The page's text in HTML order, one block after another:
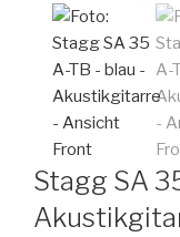
Stagg SA